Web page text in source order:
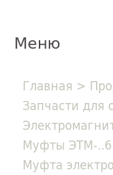
Меню
Главная >
Запчасти для
Муфты ЭТМ-..6
Муфта